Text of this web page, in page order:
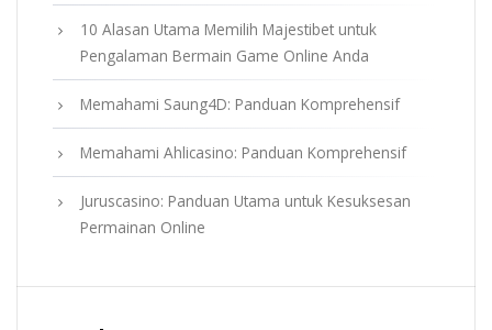
10 Alasan Utama Memilih Majestibet untuk
Pengalaman Bermain Game Online Anda
Memahami Saung4D: Panduan Komprehensif
Memahami Ahlicasino: Panduan Komprehensif
Juruscasino: Panduan Utama untuk Kesuksesan
Permainan Online